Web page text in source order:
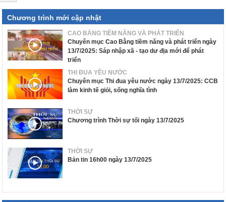
Chương trình mới cập nhật
CAO BẰNG TIỀM NĂNG VÀ PHÁT TRIỂN
Chuyên mục Cao Bằng tiềm năng và phát triển ngày
13/7/2025: Sáp nhập xã - tạo dư địa mới để phát
triển
THI ĐUA YÊU NƯỚC
Chuyên mục Thi đua yêu nước ngày 13/7/2025: CCB
làm kinh tế giỏi, sống nghĩa tình
THỜI SỰ
Chương trình Thời sự tối ngày 13/7/2025
THỜI SỰ
Bản tin 16h00 ngày 13/7/2025